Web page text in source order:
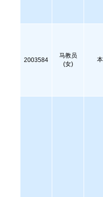
2003584
马教员
(女)